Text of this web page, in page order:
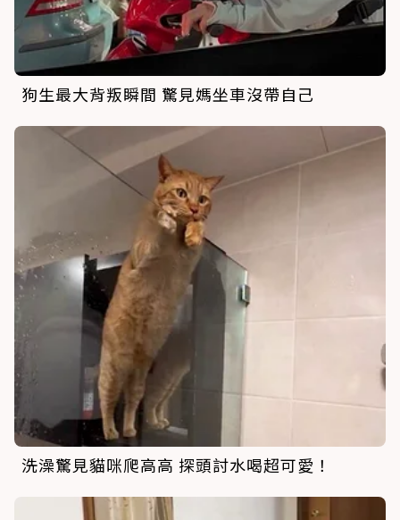
狗生最大背叛瞬間 驚見媽坐車沒帶自己
洗澡驚見貓咪爬高高 探頭討水喝超可愛！